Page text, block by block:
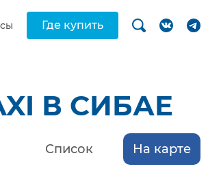
Где купить
В СИБАЕ
Список На карте